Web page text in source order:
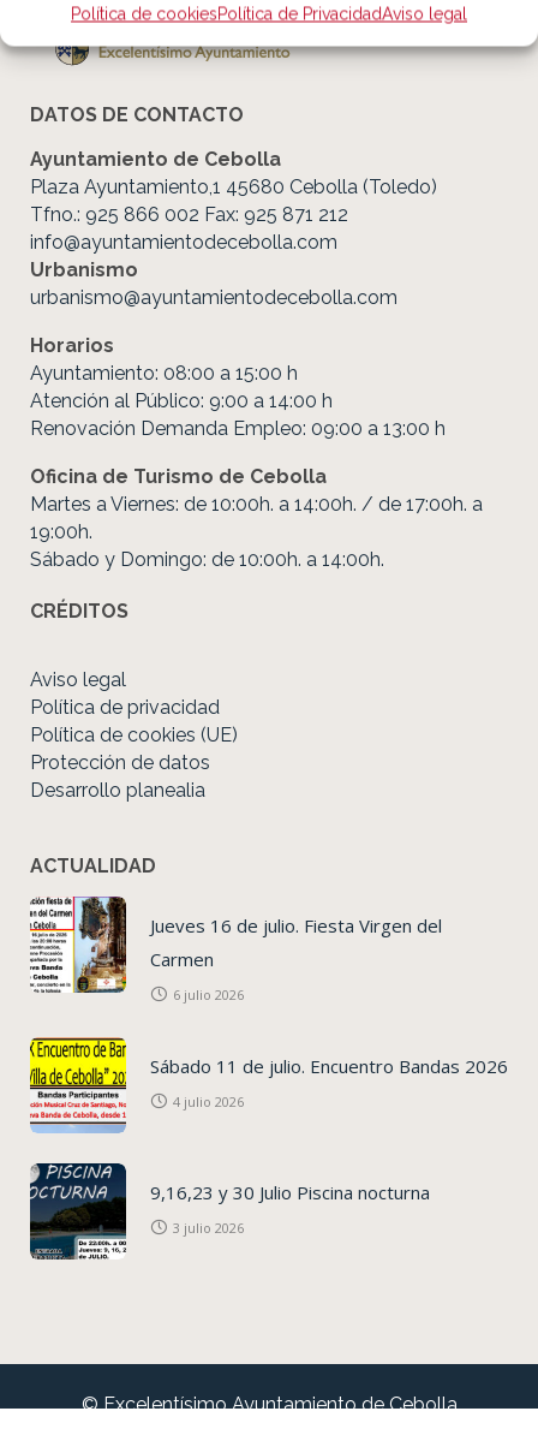
Política de cookiesPolítica de PrivacidadAviso legal
DATOS DE CONTACTO
Ayuntamiento de Cebolla
Plaza Ayuntamiento,1 45680 Cebolla (Toledo)
Tfno.: 925 866 002 Fax: 925 871 212
info@ayuntamientodecebolla.com
Urbanismo
urbanismo@ayuntamientodecebolla.com
Horarios
Ayuntamiento: 08:00 a 15:00 h
Atención al Público: 9:00 a 14:00 h
Renovación Demanda Empleo: 09:00 a 13:00 h
Oficina de Turismo de Cebolla
Martes a Viernes: de 10:00h. a 14:00h. / de 17:00h. a
19:00h.
Sábado y Domingo: de 10:00h. a 14:00h.
CRÉDITOS
Aviso legal
Política de privacidad
Política de cookies (UE)
Protección de datos
Desarrollo planealia
ACTUALIDAD
Jueves 16 de julio. Fiesta Virgen del
Carmen
6 julio 2026
Sábado 11 de julio. Encuentro Bandas 2026
4 julio 2026
9,16,23 y 30 Julio Piscina nocturna
3 julio 2026
© Excelentísimo Ayuntamiento de Cebolla